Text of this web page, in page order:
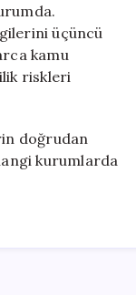
üçüncü
kamu
riskleri
doğrudan
kurumlarda